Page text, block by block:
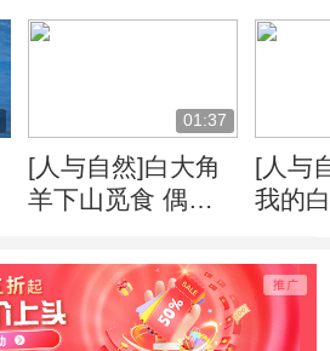
01:37
[人与自然]白大角
羊下山觅食 偶遇
[人与
我的
大鱼